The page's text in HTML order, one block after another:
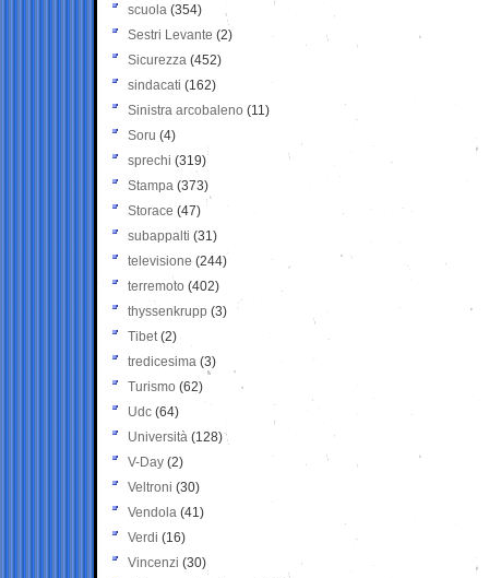
scuola (354)
Sestri Levante (2)
Sicurezza (452)
sindacati (162)
Sinistra arcobaleno (11)
Soru (4)
sprechi (319)
Stampa (373)
Storace (47)
subappalti (31)
televisione(244)
terremoto (402)
thyssenkrupp (3)
Tibet(2)
tredicesima (3)
Turismo (62)
Udc (64)
Università (128)
V-Day (2)
Veltroni (30)
Vendola (41)
Verdi (16)
Vincenzi (30)